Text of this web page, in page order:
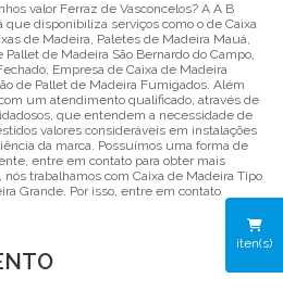
iten(s)
valor Ferraz de Vasconcelos? A A B
que disponibiliza serviços como o de Caixa
de Madeira, Paletes de Madeira Mauá,
Pallet de Madeira São Bernardo do Campo,
Empresa de Caixa de Madeira
de Pallet de Madeira Fumigados. Além
um atendimento qualificado, através de
que entendem a necessidade de
valores consideráveis em instalações
da marca. Possuímos uma forma de
entre em contato para obter mais
trabalhamos com Caixa de Madeira Tipo
Grande. Por isso, entre em contato